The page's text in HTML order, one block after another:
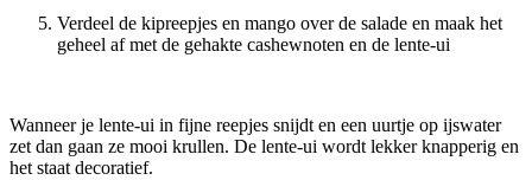
Verdeel de kipreepjes en mango over de salade en maak het
geheel af met de gehakte cashewnoten en de lente-ui
Wanneer je lente-ui in fijne reepjes snijdt en een uurtje op ijswater
zet dan gaan ze mooi krullen. De lente-ui wordt lekker knapperig en
het staat decoratief.